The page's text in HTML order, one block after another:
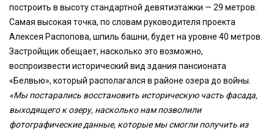
построить в высоту стандартной девятиэтажки — 29 метров.
Самая высокая точка, по словам руководителя проекта
Алексея Распопова, шпиль башни, будет на уровне 40 метров.
Застройщик обещает, насколько это возможно,
воспроизвести исторический вид здания пансионата
«Белвью», который располагался в районе озера до войны.
«Мы постарались восстановить историческую часть фасада,
выходящего к озеру, насколько нам позволили
фотографические данные, которые мы смогли получить из